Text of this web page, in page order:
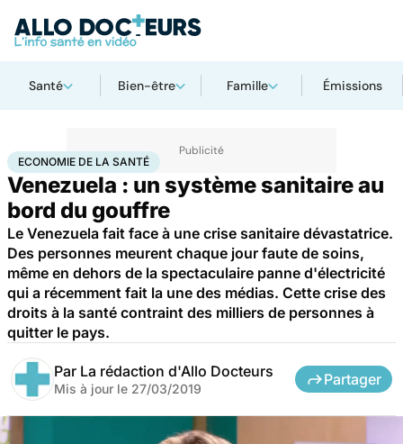
Santé Bien-être Famille Émissions
AccueilSantéSociétéÉconomie Economie de la santé
ECONOMIE DE LA SANTÉ
Venezuela : un système sanitaire au
bord du gouffre
Le Venezuela fait face à une crise sanitaire dévastatrice.
Des personnes meurent chaque jour faute de soins,
même en dehors de la spectaculaire panne d'électricité
qui a récemment fait la une des médias. Cette crise des
droits à la santé contraint des milliers de personnes à
quitter le pays.
Par La rédaction d'Allo Docteurs
Mis à jour le 27/03/2019
Partager